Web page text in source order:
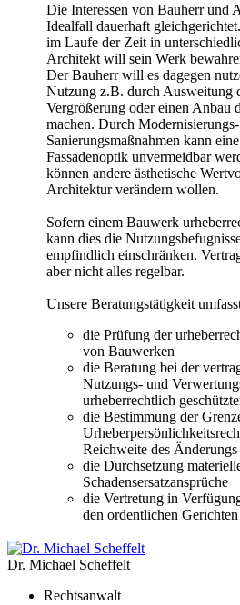
Die Interessen von Bauherr und
Idealfall dauerhaft
im Laufe der Zeit in
Architekt will sein Werk
Der Bauherr will es dagegen
Nutzung z.B. durch Ausweitung
Vergrößerung oder einen Anbau
machen. Durch
Sanierungsmaßnahmen kann
Fassadenoptik unvermeidbar
können andere ästhetische
Architektur verändern wollen.
Sofern einem Bauwerk
kann dies die
empfindlich einschränken.
aber nicht alles regelbar.
Unsere Beratungstätigkeit
die Prüfung der
von Bauwerken
die Beratung bei der
Nutzungs- und
urheberrechtlich
die Bestimmung der
Reichweite des
die Durchsetzung
Schadensersatzansprüche
die Vertretung in
den ordentlichen
Dr. Michael Scheffelt
Rechtsanwalt